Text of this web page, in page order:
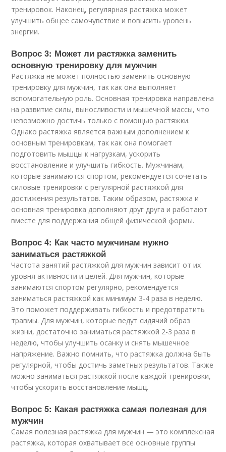
тренировок. Наконец, регулярная растяжка может
улучшить общее самочувствие и повысить уровень
энергии.
Вопрос 3: Может ли растяжка заменить
основную тренировку для мужчин
Растяжка не может полностью заменить основную
тренировку для мужчин, так как она выполняет
вспомогательную роль. Основная тренировка направлена
на развитие силы, выносливости и мышечной массы, что
невозможно достичь только с помощью растяжки.
Однако растяжка является важным дополнением к
основным тренировкам, так как она помогает
подготовить мышцы к нагрузкам, ускорить
восстановление и улучшить гибкость. Мужчинам,
которые занимаются спортом, рекомендуется сочетать
силовые тренировки с регулярной растяжкой для
достижения результатов. Таким образом, растяжка и
основная тренировка дополняют друг друга и работают
вместе для поддержания общей физической формы.
Вопрос 4: Как часто мужчинам нужно
заниматься растяжкой
Частота занятий растяжкой для мужчин зависит от их
уровня активности и целей. Для мужчин, которые
занимаются спортом регулярно, рекомендуется
заниматься растяжкой как минимум 3-4 раза в неделю.
Это поможет поддерживать гибкость и предотвратить
травмы. Для мужчин, которые ведут сидячий образ
жизни, достаточно заниматься растяжкой 2-3 раза в
неделю, чтобы улучшить осанку и снять мышечное
напряжение. Важно помнить, что растяжка должна быть
регулярной, чтобы достичь заметных результатов. Также
можно заниматься растяжкой после каждой тренировки,
чтобы ускорить восстановление мышц.
Вопрос 5: Какая растяжка самая полезная для
мужчин
Самая полезная растяжка для мужчин — это комплексная
растяжка, которая охватывает все основные группы